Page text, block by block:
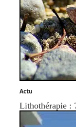
Actu
Lithothérapie :